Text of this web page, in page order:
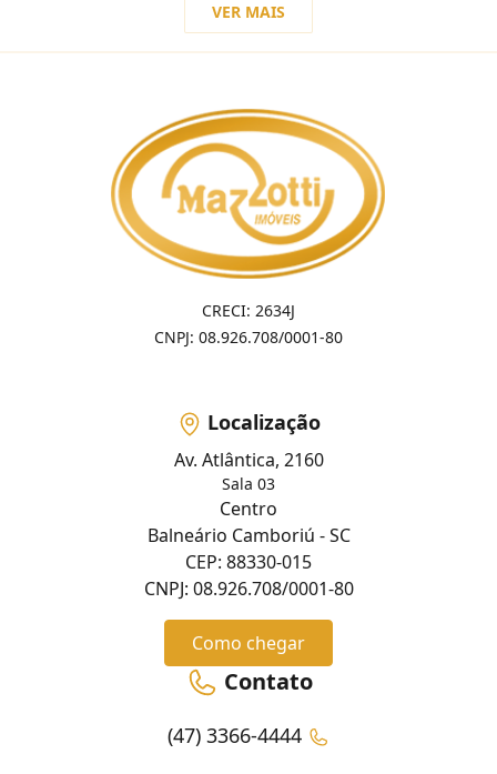
VER MAIS
CRECI: 2634J
CNPJ: 08.926.708/0001-80
Localização
Av. Atlântica, 2160
Sala 03
Centro
Balneário Camboriú - SC
CEP: 88330-015
CNPJ: 08.926.708/0001-80
Como chegar
Contato
(47) 3366-4444